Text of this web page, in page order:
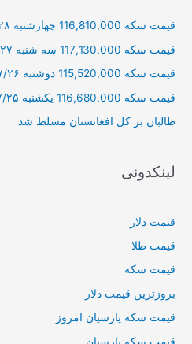
ب
ر
ا
قیمت سکه 116,810,000 چهارشنبه ۱۴۰۰/۷/۲۸
قیمت سکه 117,130,000 سه شنبه ۱۴۰۰/۷/۲۷
قیمت سکه 115,520,000 دوشنبه ۱۴۰۰/۷/۲۶
قیمت سکه 116,680,000 یکشنبه ۱۴۰۰/۷/۲۵
طالبان بر كل افغانستان مسلط شد
لینکدونی
قیمت دلار
قیمت طلا
قیمت سکه
بروزترین قیمت دلار
قیمت سکه پارسیان امروز
قیمت سکه پارسیان